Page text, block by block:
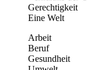
Gerechtigkeit
Eine Welt
Arbeit
Beruf
Gesundheit